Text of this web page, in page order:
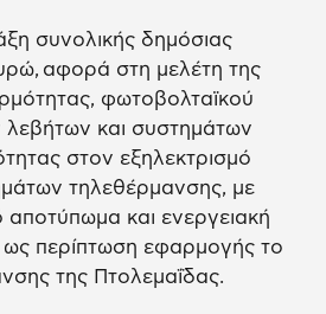
συνολικής δημόσιας
αφορά στη μελέτη της
φωτοβολταϊκού
λεβήτων και συστημάτων
στον εξηλεκτρισμό
τηλεθέρμανσης, με
αποτύπωμα και ενεργειακή
ως περίπτωση εφαρμογής το
της Πτολεμαΐδας.